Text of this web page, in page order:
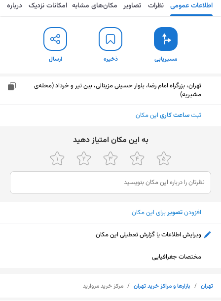
مسیریابی ذخیره ارسال اطلاعات عمومی نظرات تصاویر مکان‌های مشابه امکانات نزدیک درباره
مسیریابی ذخیره ارسال
تهران، بزرگراه امام رضا، بلوار حسینی مزینانی، بین تیر و خرداد (محله‌ی
مشیریه)
ثبتساعت کاری این مکان
ﺑﻪ اﯾﻦ ﻣﮑﺎن اﻣﺘﯿﺎز دﻫﯿﺪ
افزودنتصویربرای این مکان
ویرایش اطلاعات یا گزارش تعطیلی این مکان
مختصات جغرافیایی
تهران / بازارها و مراکز خرید تهران / مرکز خرید مروارید